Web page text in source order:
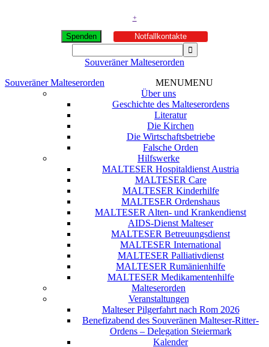
+
Spenden Notfallkontakte
Souveräner Malteserorden
Souveräner Malteserorden
MENUMENU
Über uns
Geschichte des Malteserordens
Literatur
Die Kirchen
Die Wirtschaftsbetriebe
Falsche Orden
Hilfswerke
MALTESER Hospitaldienst Austria
MALTESER Care
MALTESER Kinderhilfe
MALTESER Ordenshaus
MALTESER Alten- und Krankendienst
AIDS-Dienst Malteser
MALTESER Betreuungsdienst
MALTESER International
MALTESER Palliativdienst
MALTESER Rumänienhilfe
MALTESER Medikamentenhilfe
Malteserorden
Veranstaltungen
Malteser Pilgerfahrt nach Rom 2026
Benefizabend des Souveränen Malteser-Ritter-
Ordens – Delegation Steiermark
Kalender